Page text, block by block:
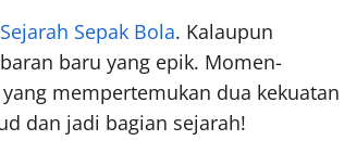
Sejarah Sepak Bola. Kalaupun
baru yang epik. Momen-
mempertemukan dua kekuatan
dan jadi bagian sejarah!